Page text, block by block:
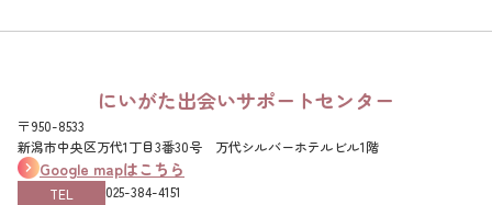
にいがた出会いサポートセンター
〒950-8533
新潟市中央区万代1丁目3番30号 万代シルバーホテルビル1階
Google mapはこちら
TEL
025-384-4151‌